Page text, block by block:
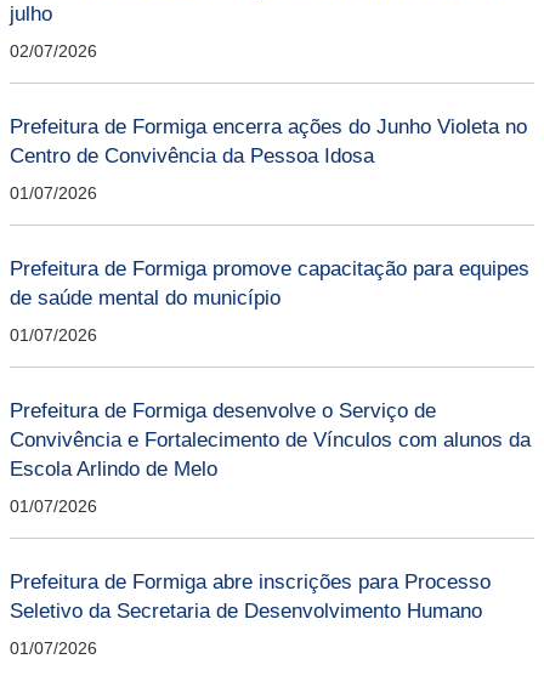
julho
02/07/2026
Prefeitura de Formiga encerra ações do Junho Violeta no
Centro de Convivência da Pessoa Idosa
01/07/2026
Prefeitura de Formiga promove capacitação para equipes
de saúde mental do município
01/07/2026
Prefeitura de Formiga desenvolve o Serviço de
Convivência e Fortalecimento de Vínculos com alunos da
Escola Arlindo de Melo
01/07/2026
Prefeitura de Formiga abre inscrições para Processo
Seletivo da Secretaria de Desenvolvimento Humano
01/07/2026